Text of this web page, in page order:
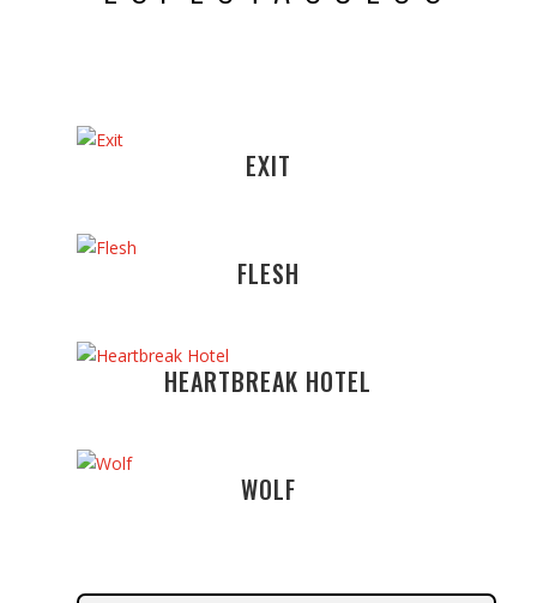
EXIT
FLESH
HEARTBREAK HOTEL
WOLF